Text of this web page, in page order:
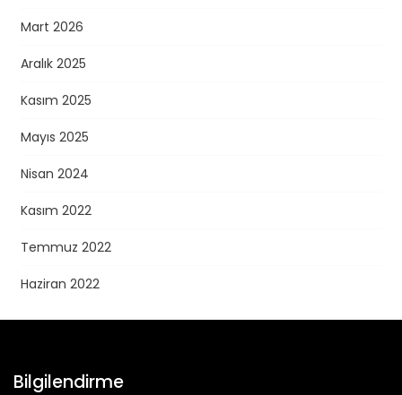
Mart 2026
Aralık 2025
Kasım 2025
Mayıs 2025
Nisan 2024
Kasım 2022
Temmuz 2022
Haziran 2022
Bilgilendirme